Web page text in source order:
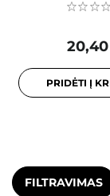
PRIDĖTI Į
FILTRAVIMAS